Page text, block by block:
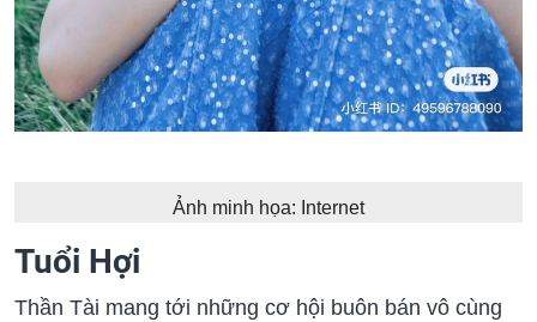
Ảnh minh họa: Internet
Tuổi Hợi
Thần Tài mang tới những cơ hội buôn bán vô cùng